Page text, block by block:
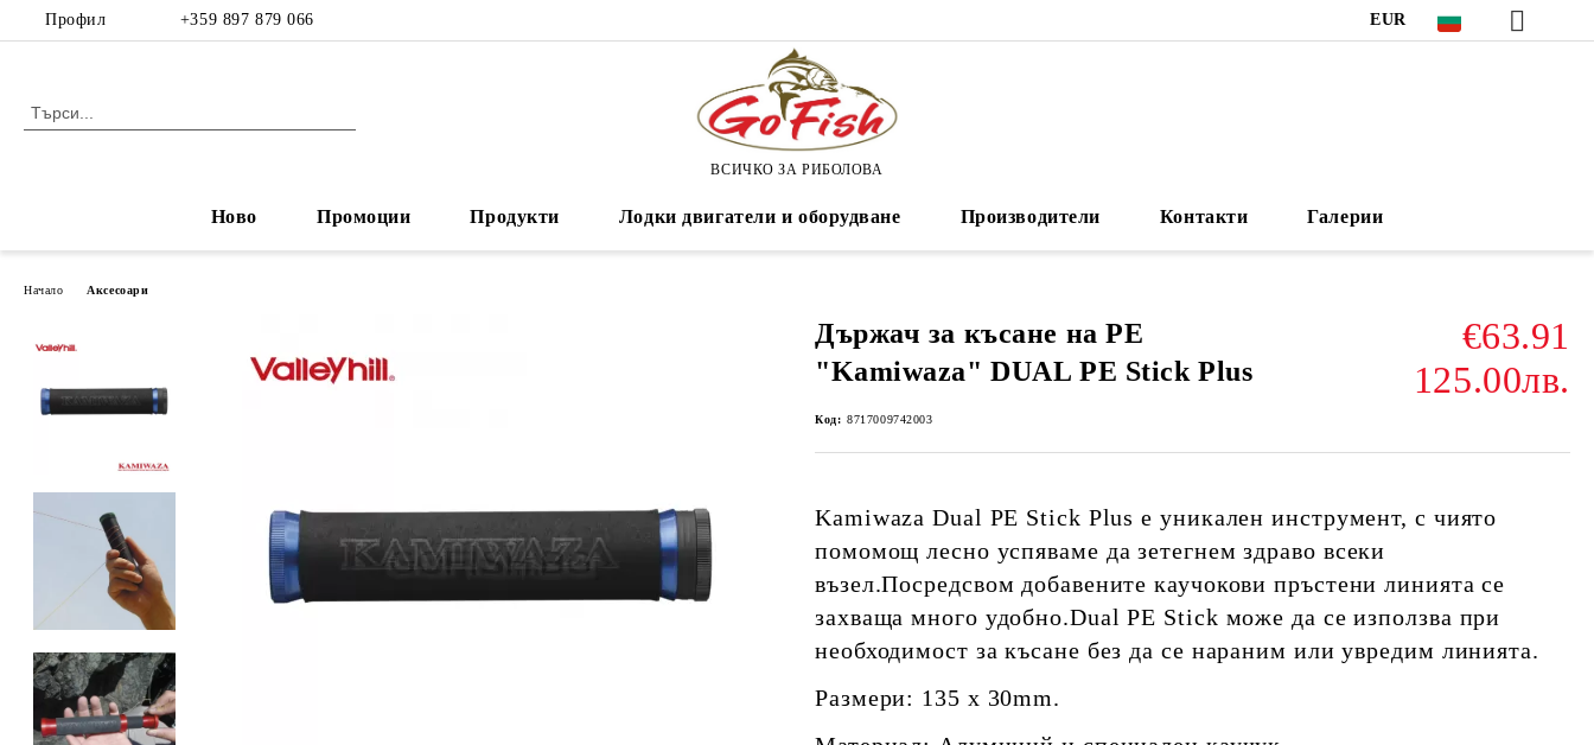
Профил +359 897 879 066 EUR
ВСИЧКО ЗА РИБОЛОВА
Ново Промоции Продукти Лодки двигатели и оборудване Производители Контакти Галерии
Начало Аксесоари
Държач за късане на PE
"Kamiwaza" DUAL PE Stick Plus
€63.91
125.00лв.
Код: 8717009742003
Kamiwaza Dual PE Stick Plus е уникален инструмент, с чиято
помомощ лесно успяваме да зетегнем здраво всеки
възел.Посредсвом добавените каучокови пръстени линията се
захваща много удобно.Dual PE Stick може да се използва при
необходимост за късане без да се нараним или увредим линията.
Размери: 135 x 30mm.